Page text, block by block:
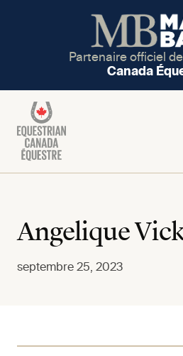
Partenaire officiel
Canada
Angelique
septembre 25, 2023